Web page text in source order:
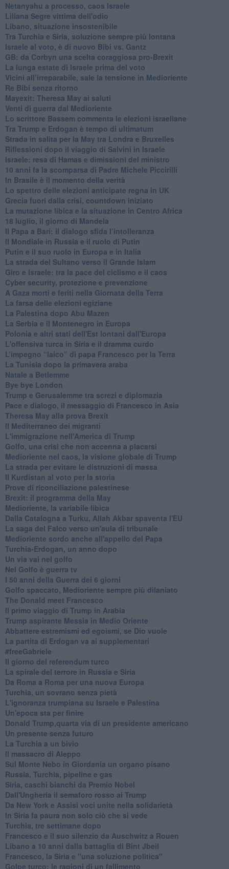
Netanyahu a processo, caos Israele
Liliana Segre vittima dell'odio
Libano, situazione insostenibile
Tra Turchia e Siria, soluzione sempre più lontana
Israele al voto, è di nuovo Bibi vs. Gantz
GB: da Corbyn una scelta coraggiosa pro-Brexit
La lunga estate di Israele prima del voto
Vicini all’irreparabile, sale la tensione in Medioriente
Re Bibi senza ritorno
Mayexit: Theresa May ai saluti
Venti di guerra dal Medioriente
Lo scrittore Bassem commenta le elezioni israeliane
Tra Trump e Erdogan è tempo di ultimatum
Strada in salita per la May tra Londra e Bruxelles
Riflessioni dopo il viaggio di Salvini in Israele
Israele: resa di Hamas e dimissioni del ministro
10 anni fa la scomparsa di Padre Michele Piccirilli
In Brasile è il momento della verità
Lo spettro delle elezioni anticipate regna in UK
Grecia fuori dalla crisi, countdown iniziato
La mutazione libica e la situazione in Centro Africa
18 luglio, il giorno di Mandela
Il Papa a Bari: il dialogo sfida l’intolleranza
Il Mondiale in Russia e il ruolo di Putin
Putin e il suo ruolo in Europa e in Italia
La strada del Sultano verso il Grande Islam
Giro e Israele: tra la pace del ciclismo e il caos
Cyber security, protezione e prevenzione
A Gaza morti e feriti nella Giornata della Terra
La farsa delle elezioni egiziane
La Palestina dopo Abu Mazen
La Serbia e il Montenegro in Europa
Polonia e altri stati dell'Est lontani dall'Europa
L'offensiva turca in Siria e il dramma curdo
L’impegno “laico” di papa Francesco per la Terra
La Tunisia dopo la primavera araba
Natale a Betlemme
Bye bye London
Trump e Gerusalemme tra screzi e diplomazia
Pace e dialogo, il messaggio di Francesco in Asia
Theresa May alla prova Brexit
Il Mediterraneo dei migranti
L'immigrazione nell'America di Trump
Golfo, una crisi che non accenna a placarsi
Medioriente nel caos, la visione globale di Trump
La strada per evitare le distruzioni di massa
Il Kurdistan al voto per la storia
Prove di riconciliazione palestinese
Brexit: il programma della May
Medioriente, la variabile libica
Dalla Catalogna a Turku, Allah Akbar spaventa l'EU
La saga del Falco verso un'aula di tribunale
Medioriente sordo anche all'appello del Papa
Turchia-Erdogan, un anno dopo
Un via vai nel golfo
Nel Golfo è guerra tv
I 50 anni della Guerra dei 6 giorni
Golfo spaccato, Medioriente sempre più dilaniato
The Donald meet Francesco
Il primo viaggio di Trump in Arabia
Trump aspirante Messia in Medio Oriente
Abbattere estremismi ed egoismi, se Dio vuole
La partita di Erdogan va ai supplementari
#freeGabriele
Il giorno del referendum turco
La spirale del terrore in Russia e Siria
Da Roma a Roma per una nuova Europa
Turchia, un sovrano senza pietà
L'ignoranza trumpiana su Israele e Palestina
Un'epoca sta per finire
Donald Trump,quarta via di un presidente americano
Un presente senza futuro
La Turchia a un bivio
Il massacro di Aleppo
Sul Monte Nebo in Giordania un organo pisano
Russia, Turchia, pipeline e gas
Siria, caschi bianchi da Premio Nobel
Dall'Ungheria il semaforo rosso ai Trump
Da New York e Assisi voci unite nella solidarietà
In Siria fa paura non solo ciò che si vede
Turchia, tre settimane dopo
Francesco e il suo silenzio da Auschwitz a Rouen
Libano a 10 anni dalla battaglia di Bint Jbeil
Francesco, la Siria e "una soluzione politica"
Golpe turco: le ragioni di un fallimento